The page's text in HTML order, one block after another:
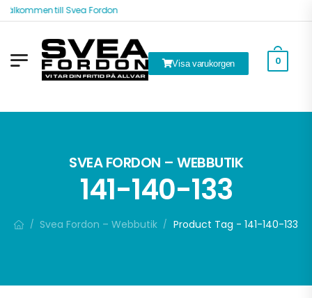
Välkommen till Svea Fordon
Visa varukorgen 0
SVEA FORDON – WEBBUTIK
141-140-133
/ Svea Fordon – Webbutik / Product Tag - 141-140-133